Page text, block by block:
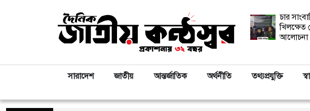
চার
খিলক্ষেত
আলোচনা
সারাদেশ জাতীয় আন্তর্জাতিক অর্থনীতি তথ্যপ্রযুক্তি